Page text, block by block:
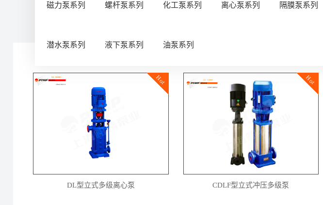
磁力泵系列 螺杆泵系列 化工泵系列 离心泵系列 隔膜泵系列
潜水泵系列 液下泵系列 油泵系列
Hot
DL型立式多级离心泵
Hot
CDLF型立式冲压多级泵